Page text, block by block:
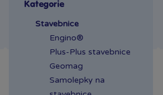
Kategorie
Stavebnice
Engino®
Plus-Plus stavebnice
Geomag
Samolepky na